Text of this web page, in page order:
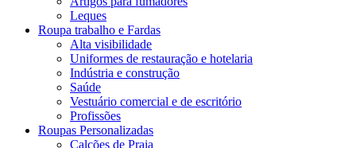
Leques
Roupa trabalho e Fardas
Alta visibilidade
Uniformes de restauração e hotelaria
Indústria e construção
Saúde
Vestuário comercial e de escritório
Profissões
Roupas Personalizadas
Calções de Praia